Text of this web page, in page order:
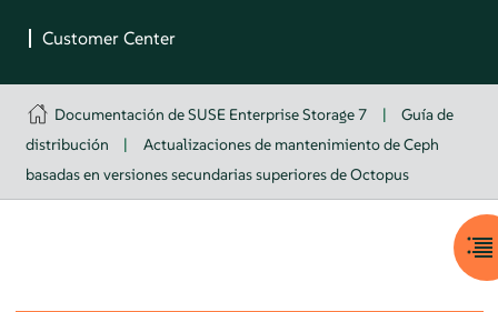
Documentación de SUSE Enterprise Storage 7 |
Guía de
distribución
|
Actualizaciones de mantenimiento de Ceph
basadas en versiones secundarias superiores de Octopus